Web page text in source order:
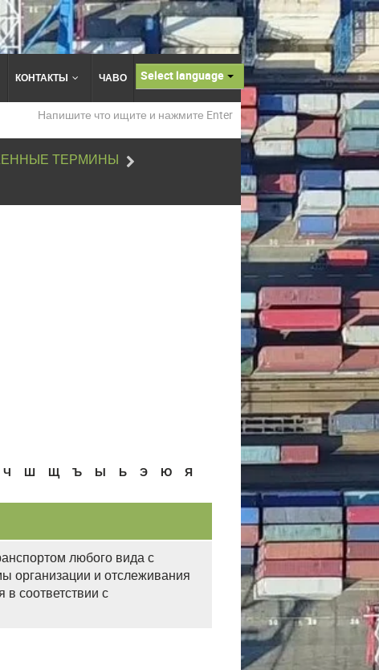
КОНТАКТЫ ЧАВО Select language
ТЕРМИНЫ
Ч Ш Щ Ъ Ы Ь Э Ю Я
любого вида с
организации и отслеживания
в соответствии с